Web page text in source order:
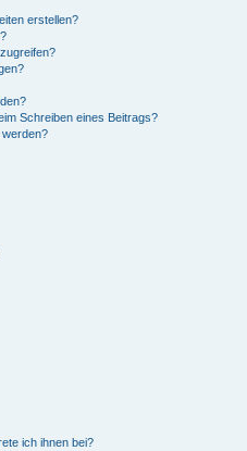
erstellen?
Schreiben eines Beitrags?
ich ihnen bei?